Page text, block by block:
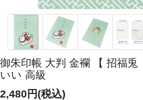
御朱印帳 大判 金襴 【 招福兎
いい 高級
2,480円(税込)